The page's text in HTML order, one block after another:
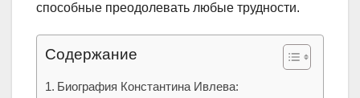
способные преодолевать любые трудности.
Содержание
Биография Константина Ивлева: